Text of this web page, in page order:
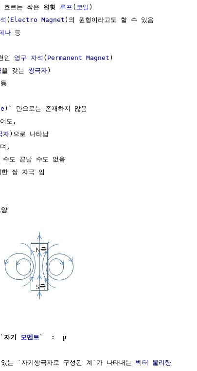
흐르는 작은 원형 루프 ( 코일 )
( Electro Magnet )의 원형이라고도 할 수 있음
나 등
인 영구 자석 ( Permanent Magnet )
을 갖는 쌍극자)
)` 만으로는 존재하지 않음
도,
자)으로 나타남
며,
도 끝날 수도 없음
한 쌍 자극 임
기 모멘트`  : μ
는 `자기쌍극자로 구성된 계`가 나타내는
벡터 물리량